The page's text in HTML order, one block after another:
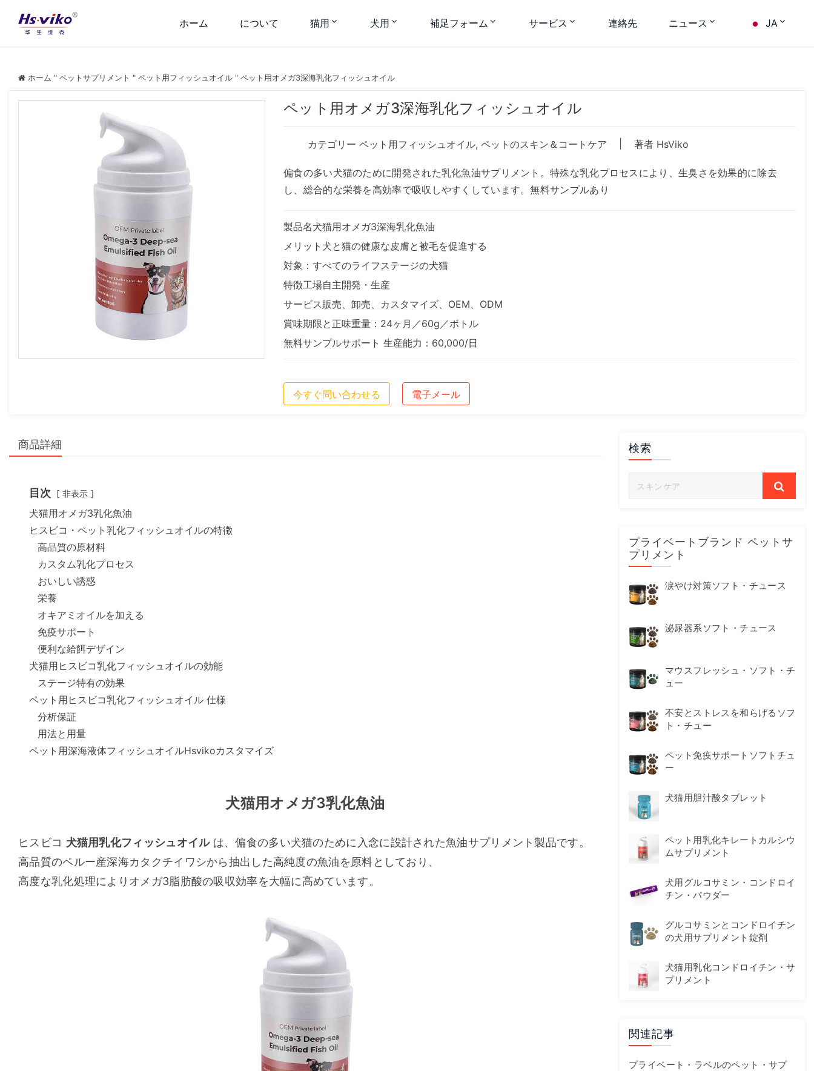
ホーム について 猫用 犬用 補足フォーム サービス 連絡先 ニュース JA
ホーム " ペットサプリメント " ペット用フィッシュオイル " ペット用オメガ3深海乳化フィッシュオイル
ペット用オメガ3深海乳化フィッシュオイル
カテゴリー ペット用フィッシュオイル, ペットのスキン＆コートケア 著者 HsViko
偏食の多い犬猫のために開発された乳化魚油サプリメント。特殊な乳化プロセスにより、生臭さを効果的に除去
し、総合的な栄養を高効率で吸収しやすくしています。無料サンプルあり
製品名犬猫用オメガ3深海乳化魚油
メリット犬と猫の健康な皮膚と被毛を促進する
対象：すべてのライフステージの犬猫
特徴工場自主開発・生産
サービス販売、卸売、カスタマイズ、OEM、ODM
賞味期限と正味重量：24ヶ月／60g／ボトル
無料サンプルサポート 生産能力：60,000/日
今すぐ問い合わせる 電子メール
商品詳細
目次 非表示
犬猫用オメガ3乳化魚油
ヒスビコ・ペット乳化フィッシュオイルの特徴
高品質の原材料
カスタム乳化プロセス
おいしい誘惑
栄養
オキアミオイルを加える
免疫サポート
便利な給餌デザイン
犬猫用ヒスビコ乳化フィッシュオイルの効能
ステージ特有の効果
ペット用ヒスビコ乳化フィッシュオイル 仕様
分析保証
用法と用量
ペット用深海液体フィッシュオイルHsvikoカスタマイズ
犬猫用オメガ3乳化魚油
ヒスビコ 犬猫用乳化フィッシュオイル は、偏食の多い犬猫のために入念に設計された魚油サプリメント製品です。
高品質のペルー産深海カタクチイワシから抽出した高純度の魚油を原料としており、
高度な乳化処理によりオメガ3脂肪酸の吸収効率を大幅に高めています。
検索
プライベートブランド ペットサ
プリメント
涙やけ対策ソフト・チュース
泌尿器系ソフト・チュース
マウスフレッシュ・ソフト・チ
ュー
不安とストレスを和らげるソフ
ト・チュー
ペット免疫サポートソフトチュ
ー
犬猫用胆汁酸タブレット
ペット用乳化キレートカルシウ
ムサプリメント
犬用グルコサミン・コンドロイ
チン・パウダー
グルコサミンとコンドロイチン
の犬用サプリメント錠剤
犬猫用乳化コンドロイチン・サ
プリメント
関連記事
プライベート・ラベルのペット・サプ